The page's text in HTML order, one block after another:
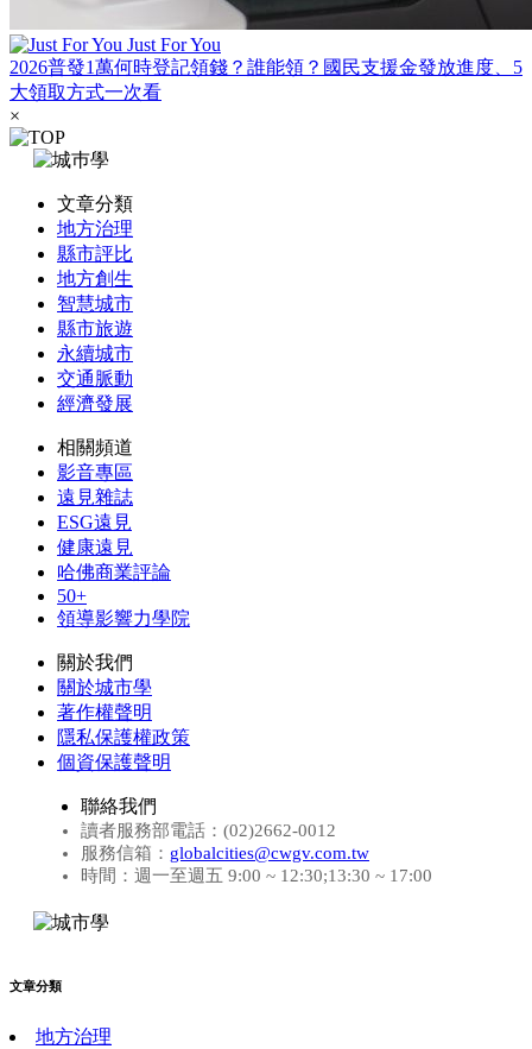
Just For You
2026普發1萬何時登記領錢？誰能領？國民支援金發放進度、5
大領取方式一次看
×
文章分類
地方治理
縣市評比
地方創生
智慧城市
縣市旅遊
永續城市
交通脈動
經濟發展
相關頻道
影音專區
遠見雜誌
ESG遠見
健康遠見
哈佛商業評論
50+
領導影響力學院
關於我們
關於城市學
著作權聲明
隱私保護權政策
個資保護聲明
聯絡我們
讀者服務部電話：(02)2662-0012
服務信箱： globalcities@cwgv.com.tw
時間：週一至週五 9:00 ~ 12:30;13:30 ~ 17:00
文章分類
地方治理